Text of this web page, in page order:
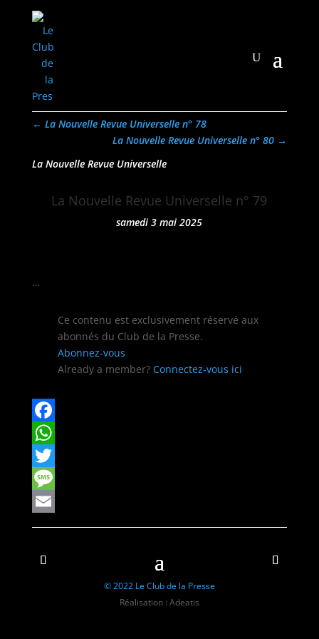
← La Nouvelle Revue Universelle n° 78
La Nouvelle Revue Universelle n° 80 →
La Nouvelle Revue Universelle
La Nouvelle Revue Universelle n° 79
samedi 3 mai 2025
…
Ce con­tenu est exclu­sive­ment réservé aux
abon­nés du Club de la Presse.
Abon­nez-vous
Already a mem­ber? Con­nectez-vous ici
Facebook
WhatsApp
Twitter
Message
Email
© 2022 Le Club de la Presse
Réalisation : Adeatis